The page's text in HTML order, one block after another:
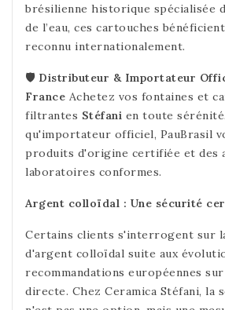
brésilienne historique spécialisée
de l’eau, ces cartouches
reconnu internationalement.
🛡️ Distributeur & Importateur
France Achetez vos fontaines et
filtrantes Stéfani en toute
qu'importateur officiel, PauBrasil
produits d'origine certifiée et des
laboratoires conformes.
Argent colloïdal : Une sécurité
Certains clients s'interrogent sur
d'argent colloïdal suite aux
recommandations européennes
directe. Chez Ceramica Stéfani, la